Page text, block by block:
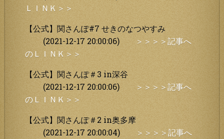
ＬＩＮＫ＞＞
【公式】関さんぽ#7 せきのなつやすみ
(2021-12-17 20:00:06)
＞＞＞＞記事へ
のＬＩＮＫ＞＞
【公式】関さんぽ＃3 in深谷
(2021-12-17 20:00:06)
＞＞＞＞記事へ
のＬＩＮＫ＞＞
【公式】関さんぽ＃2 in奥多摩
(2021-12-17 20:00:04)
＞＞＞＞記事へ